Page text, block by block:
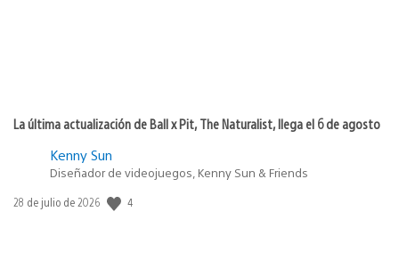
La última actualización de Ball x Pit, The Naturalist, llega el 6 de agosto
Kenny Sun
Diseñador de videojuegos, Kenny Sun & Friends
Fecha
28 de julio de 2026 4